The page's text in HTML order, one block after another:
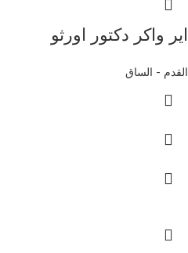
اير واكر دكتور اورثو
القدم - الساق